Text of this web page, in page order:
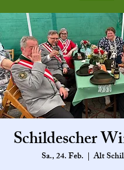
Schildescher
Sa., 24. Feb.
  |
Alt